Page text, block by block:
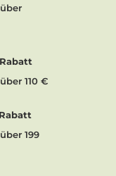
110 €
199